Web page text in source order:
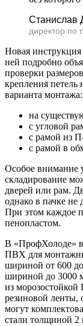
Станислав
директор
Новая
ней подробно
проверки
крепления петель
варианта монтажа:
на
с угловой
с рамой из
с рамой в
Особое внимание
складирование
дверей или рам.
однако в пачке не
При этом каждое
пенопластом.
В «ПрофХолоде»
ПВХ для
шириной от 600
шириной до
из
резиновой ленты,
могут
стали толщиной 2